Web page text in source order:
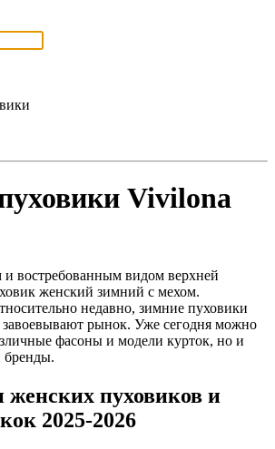
Vivilona
востребованным видом верхней
женский зимний с мехом.
недавно, зимние пуховики
рынок. Уже сегодня можно
фасоны и модели курток, но и
женских пуховиков и
2025-2026